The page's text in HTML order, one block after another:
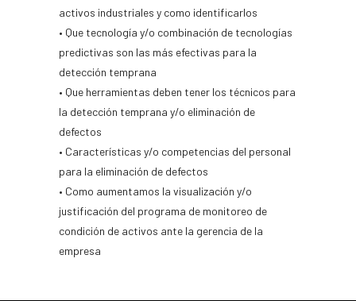
activos industriales y como identificarlos
• Que tecnología y/o combinación de tecnologías
predictivas son las más efectivas para la
detección temprana
• Que herramientas deben tener los técnicos para
la detección temprana y/o eliminación de
defectos
• Características y/o competencias del personal
para la eliminación de defectos
• Como aumentamos la visualización y/o
justificación del programa de monitoreo de
condición de activos ante la gerencia de la
empresa